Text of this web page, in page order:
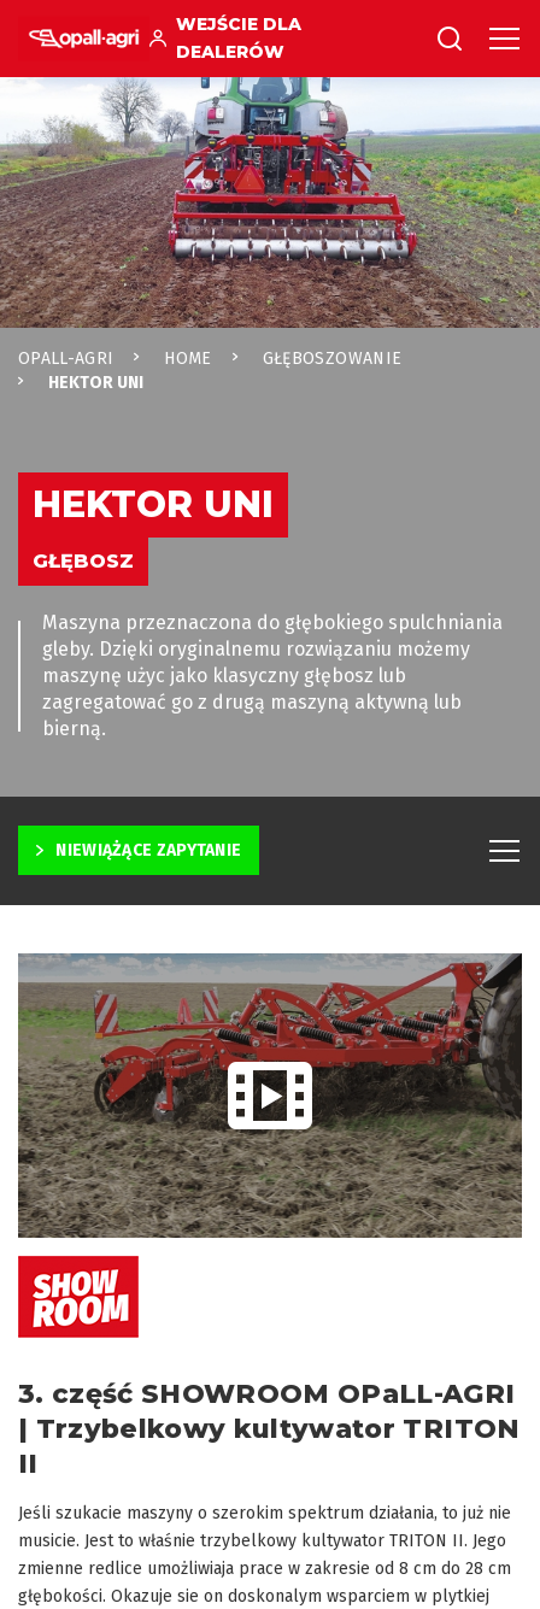
WEJŚCIE DLA
DEALERÓW
OPALL-AGRI HOME
GŁĘBOSZOWANIE
HEKTOR UNI
HEKTOR UNI
GŁĘBOSZ
Maszyna przeznaczona do głębokiego spulchniania
gleby. Dzięki oryginalnemu rozwiązaniu możemy
maszynę użyc jako klasyczny głębosz lub
zagregatować go z drugą maszyną aktywną lub
bierną.
NIEWIĄŻĄCE ZAPYTANIE
3. część SHOWROOM OPaLL-AGRI
| Trzybelkowy kultywator TRITON
II
Jeśli szukacie maszyny o szerokim spektrum działania, to już nie
musicie. Jest to właśnie trzybelkowy kultywator TRITON II. Jego
zmienne redlice umożliwiaja prace w zakresie od 8 cm do 28 cm
głębokości. Okazuje sie on doskonalym wsparciem w plytkiej